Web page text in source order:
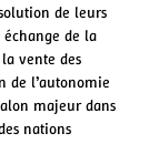
de leurs
de la
vente des
de l’autonomie
majeur dans
nations